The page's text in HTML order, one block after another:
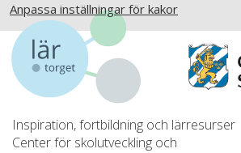
Anpassa inställningar för kakor
Inspiration, fortbildning och lärresurser
Center för skolutveckling och